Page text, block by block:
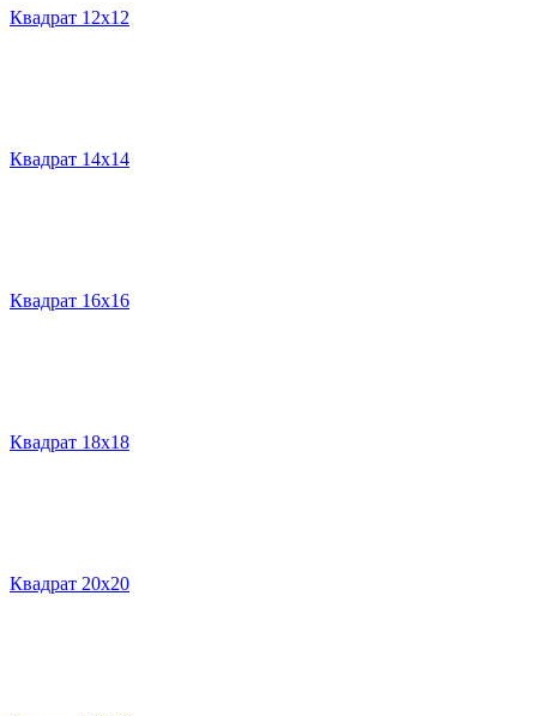
Квадрат 12х12
Квадрат 14х14
Квадрат 16х16
Квадрат 18х18
Квадрат 20х20